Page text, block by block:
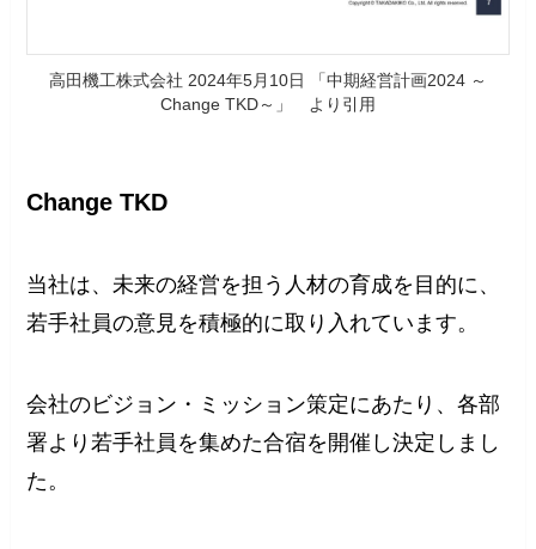
高田機工株式会社 2024年5月10日 「中期経営計画2024 ～
Change TKD～」 より引用
Change TKD
当社は、未来の経営を担う人材の育成を目的に、
若手社員の意見を積極的に取り入れています。
会社のビジョン・ミッション策定にあたり、各部
署より若手社員を集めた合宿を開催し決定しまし
た。